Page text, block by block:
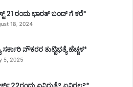
21 ರಂದು ಭಾರತ್‌ ಬಂದ್‌ ಗೆ ಕರೆ*
18, 2024
ಸರ್ಕಾರಿ ನೌಕರರ ತುಟ್ಟಿಭತ್ಯೆ ಹೆಚ್ಚಳ*
5, 2025